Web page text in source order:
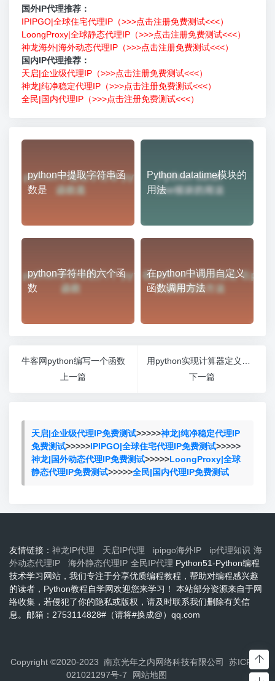
国外IP代理推荐：
IPIPGO|全球住宅代理IP（>>>点击注册免费测试<<<）
LoongProxy|全球静态代理IP（>>>点击注册免费测试<<<）
神龙海外|海外动态代理IP（>>>点击注册免费测试<<<）
国内IP代理推荐：
天启|企业级代理IP（>>>点击注册免费测试<<<）
神龙|纯净稳定代理IP（>>>点击注册免费测试<<<）
全民|国内代理IP（>>>点击注册免费测试<<<）
python中提取字符串函
数是
Python datatime模块的
用法
python字符串的六个函
数
在python中调用自定义
函数调用方法
牛客网python编写一个函数
上一篇
下一篇
天启|企业级代理IP免费测试>>>>>神龙|纯净稳定代理IP
免费测试>>>>>IPIPGO|全球住宅代理IP免费测试>>>>>
神龙|国外动态代理IP免费测试>>>>>LoongProxy|全球
静态代理IP免费测试>>>>>全民|国内代理IP免费测试
友情链接： 神龙IP代理 天启IP代理 ipipgo海外IP ip代理知识 海
外动态代理IP
海外静态代理IP 全民IP代理 Python51-Python编程
技术学习网站，我们专注于分享优质编程教程，帮助对编程感兴趣
的读者，Python教程自学网欢迎您来学习！ 本站部分资源来自于网
络收集，若侵犯了你的隐私或版权，请及时联系我们删除有关信
息。邮箱：2753114828#（请将#换成@）qq.com
Copyright ©2020-2023 南京光年之内网络科技有限公司 苏ICP备2
021021297号-7
网站地图